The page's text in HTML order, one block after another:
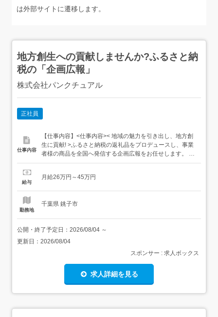
は外部サイトに遷移します。
地方創生への貢献しませんか?ふるさと納
税の「企画広報」
株式会社パンクチュアル
正社員
仕事内容
【仕事内容】<仕事内容>< 地域の魅力を引き出し、地方創
生に貢献! >ふるさと納税の返礼品をプロデュースし、事業
者様の商品を全国へ発信する企画広報をお任せします。 返
礼品の企画・プロデュース生産者さんの想いを深掘りし、
に創り上げます。 PR・広報クリエイティブ写真撮影・ラ
給与
月給26万円～45万円
勤務地
千葉県 銚子市
公開・終了予定日： 2026/08/04 ～
更新日： 2026/08/04
スポンサー : 求人ボックス
求人詳細を見る